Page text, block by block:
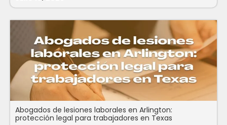
Abogados de lesiones laborales en Arlington:
protección legal para trabajadores en Texas